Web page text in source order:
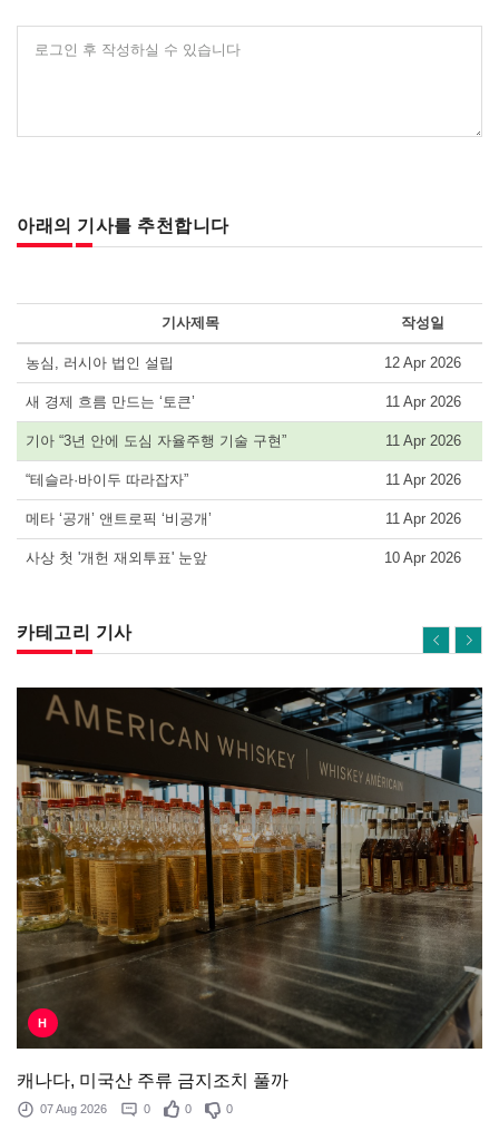
로그인 후 작성하실 수 있습니다
아래의 기사를 추천합니다
기사제목 작성일
농심, 러시아 법인 설립 12 Apr 2026
새 경제 흐름 만드는 ‘토큰’ 11 Apr 2026
기아 “3년 안에 도심 자율주행 기술 구현” 11 Apr 2026
“테슬라·바이두 따라잡자” 11 Apr 2026
메타 ‘공개’ 앤트로픽 ‘비공개’ 11 Apr 2026
사상 첫 '개헌 재외투표' 눈앞 10 Apr 2026
카테고리 기사
H
캐나다, 미국산 주류 금지조치 풀까
07 Aug 2026 0 0 0